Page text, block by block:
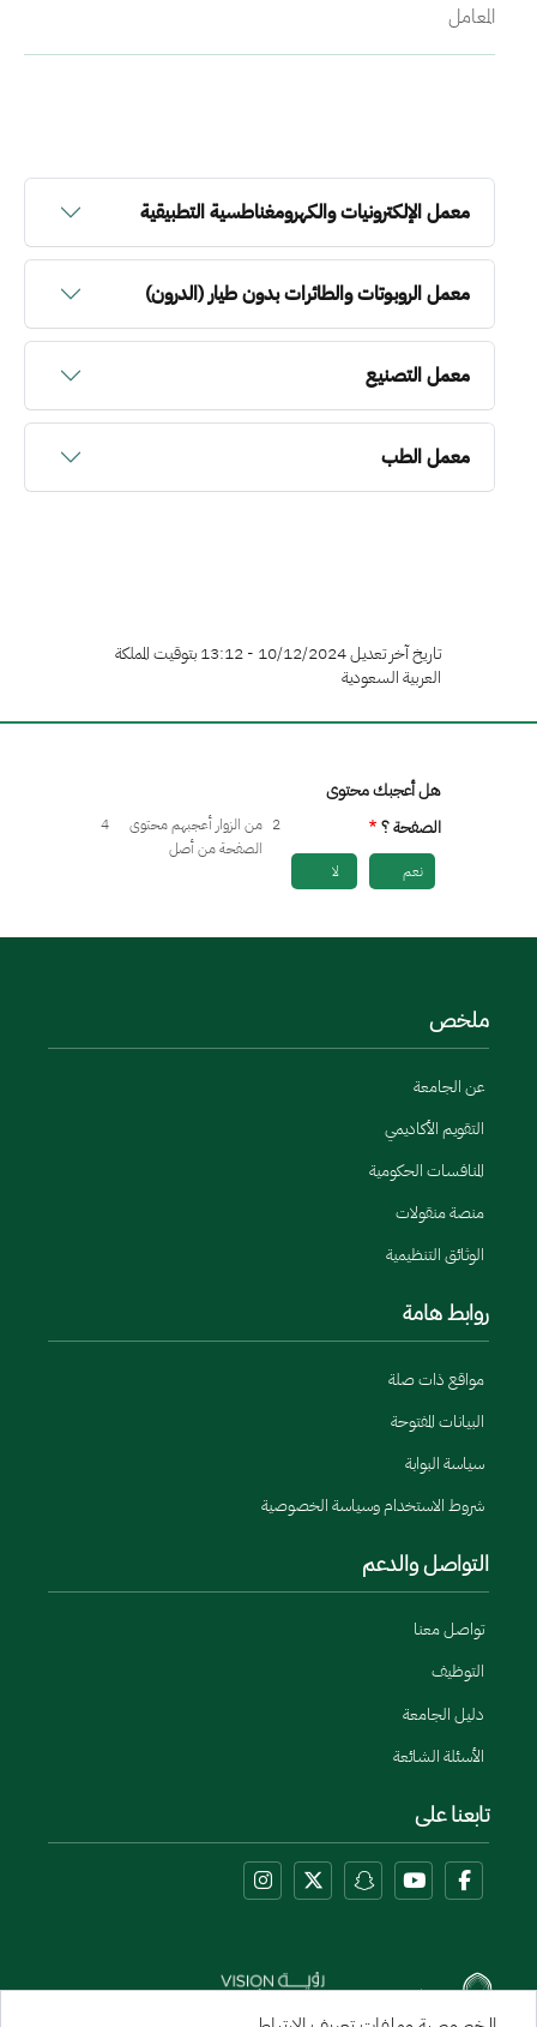
المعامل
معمل الإلكترونيات والكهرومغناطسية التطبيقية
معمل الروبوتات والطائرات بدون طيار (الدرون)
معمل التصنيع
معمل الطب
تاريخ آخر تعديل 10/12/2024 - 13:12 بتوقيت المملكة
العربية السعودية
هل أعجبك محتوى
الصفحة ؟
نعم لا
2 من الزوار أعجبهم محتوى
الصفحة من أصل
4
ملخص
عن الجامعة
التقويم الأكاديمي
المنافسات الحكومية
منصة منقولات
الوثائق التنظيمية
روابط هامة
مواقع ذات صلة
البيانات المفتوحة
سياسة البوابة
شروط الاستخدام وسياسة الخصوصية
التواصل والدعم
تواصل معنا
التوظيف
دليل الجامعة
الأسئلة الشائعة
تابعنا على